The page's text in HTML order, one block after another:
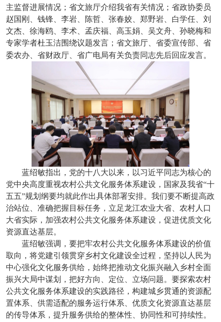
主监督进展情况；省文旅厅介绍我省有关情况；省政协委员
赵国刚、钱锋、李岩、陈哲、张春姣、郑野岩、白学任、刘
文杰、徐海鸥、李术、孟庆福、高玉娟、吴文舟、孙晓梅和
专家学者杜玉洁围绕议题发言；省文旅厅、省委宣传部、省
委农办、省财政厅、省广电局有关负责同志先后回应发言。
蓝绍敏指出，党的十八大以来，以习近平同志为核心的
党中央高度重视农村公共文化服务体系建设，国家及我省“十
五五”规划纲要均就此作出具体部署安排。我们要不断提高政
治站位、准确把握目标任务，立足龙江农业大省、农村人口
大省实际，加强农村公共文化服务体系建设，促进优质文化
资源直达基层。
蓝绍敏强调，要把牢农村公共文化服务体系建设的价值
取向，将党建引领贯穿乡村文化建设全过程，坚持以人民为
中心强化文化服务供给，始终把推动文化振兴融入乡村全面
振兴大局中谋划，把好方向、定位、立场问题。要探索农村
公共文化服务体系建设的实践路径，构建城乡贯通的资源配
置体系、供需适配的服务运行体系、优质文化资源直达基层
的传导体系，提升服务供给的整体性、协同性和可持续性。